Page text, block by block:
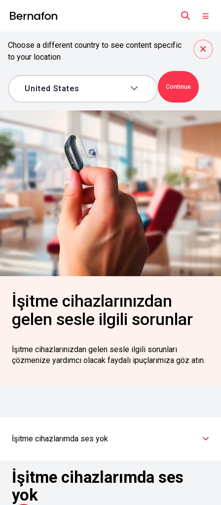
Choose a different country to see content specific
to your location
Continue
İşitme cihazlarınızdan
gelen sesle ilgili sorunlar
İşitme cihazlarınızdan gelen sesle ilgili sorunları
çözmenize yardımcı olacak faydalı ipuçlarımıza göz atın.
İşitme cihazlarımda ses
yok
İşitme cihazlarımda ses yok